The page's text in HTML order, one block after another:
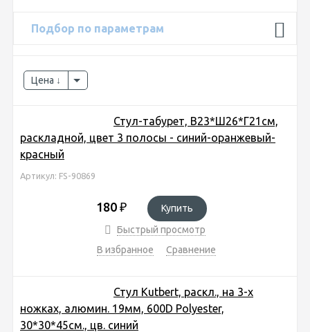
Подбор по параметрам
Цена
Стул-табурет, В23*Ш26*Г21см,
раскладной, цвет 3 полосы - синий-оранжевый-
красный
Артикул: FS-90869
180 ₽
Купить
Быстрый просмотр
В избранное
Сравнение
Стул Kutbert, раскл., на 3-х
ножках, алюмин. 19мм, 600D Polyester,
30*30*45см., цв. синий